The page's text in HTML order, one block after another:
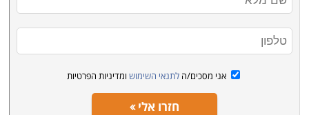
אני מסכים/ה לתנאי השימוש ומדיניות הפרטיות
חזרו אלי